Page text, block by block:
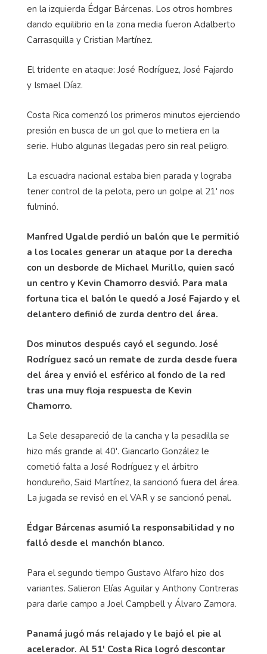
en la izquierda Édgar Bárcenas. Los otros hombres
dando equilibrio en la zona media fueron Adalberto
Carrasquilla y Cristian Martínez.
El tridente en ataque: José Rodríguez, José Fajardo
y Ismael Díaz.
Costa Rica comenzó los primeros minutos ejerciendo
presión en busca de un gol que lo metiera en la
serie. Hubo algunas llegadas pero sin real peligro.
La escuadra nacional estaba bien parada y lograba
tener control de la pelota, pero un golpe al 21' nos
fulminó.
Manfred Ugalde perdió un balón que le permitió
a los locales generar un ataque por la derecha
con un desborde de Michael Murillo, quien sacó
un centro y Kevin Chamorro desvió. Para mala
fortuna tica el balón le quedó a José Fajardo y el
delantero definió de zurda dentro del área.
Dos minutos después cayó el segundo. José
Rodríguez sacó un remate de zurda desde fuera
del área y envió el esférico al fondo de la red
tras una muy floja respuesta de Kevin
Chamorro.
La Sele desapareció de la cancha y la pesadilla se
hizo más grande al 40'. Giancarlo González le
cometió falta a José Rodríguez y el árbitro
hondureño, Said Martínez, la sancionó fuera del área.
La jugada se revisó en el VAR y se sancionó penal.
Édgar Bárcenas asumió la responsabilidad y no
falló desde el manchón blanco.
Para el segundo tiempo Gustavo Alfaro hizo dos
variantes. Salieron Elías Aguilar y Anthony Contreras
para darle campo a Joel Campbell y Álvaro Zamora.
Panamá jugó más relajado y le bajó el pie al
acelerador. Al 51' Costa Rica logró descontar